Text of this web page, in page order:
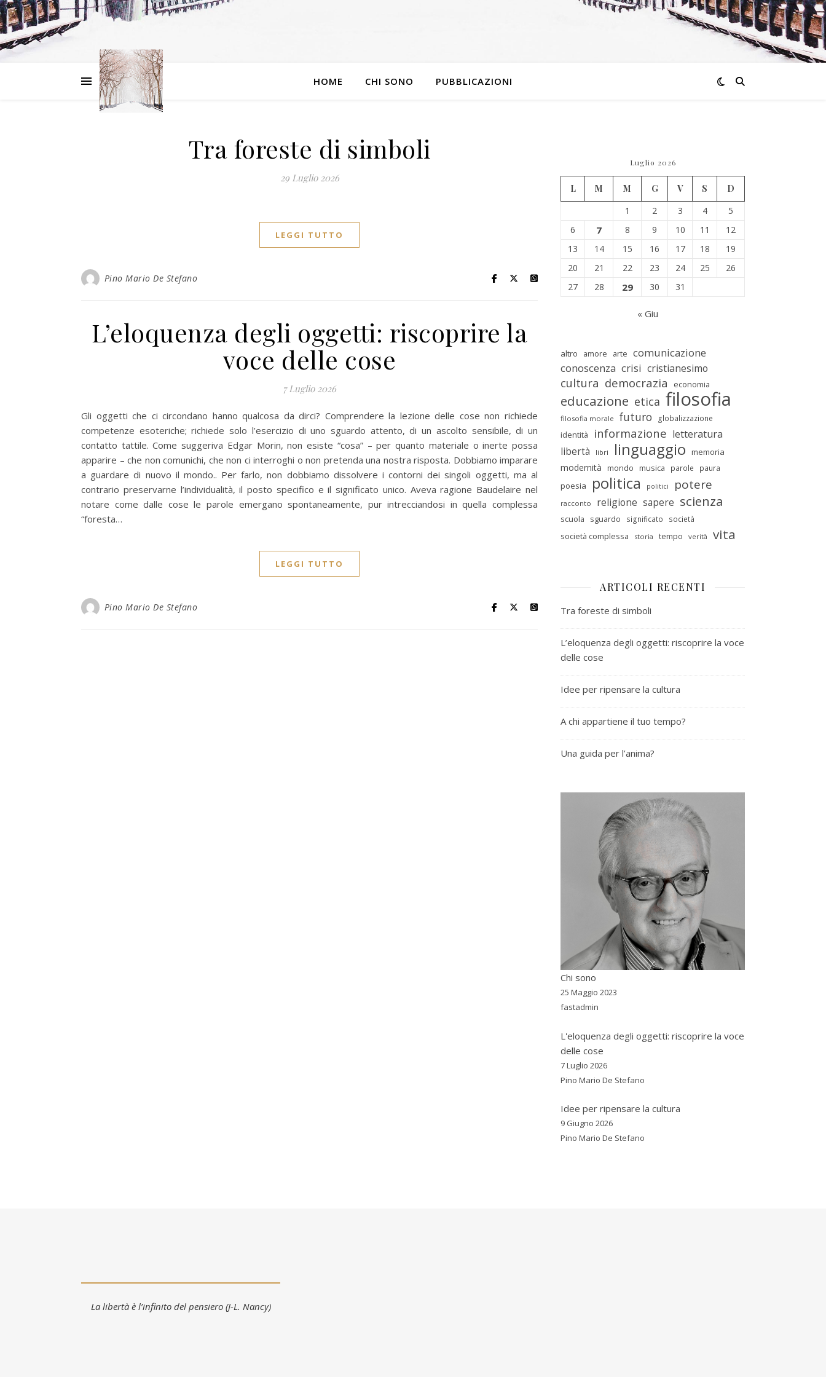
HOME CHI SONO PUBBLICAZIONI
Tra foreste di simboli
29 Luglio 2026
LEGGI TUTTO
Pino Mario De Stefano
L’eloquenza degli oggetti: riscoprire la
voce delle cose
7 Luglio 2026
Gli oggetti che ci circondano hanno qualcosa da dirci? Comprendere la lezione delle cose non richiede
competenze esoteriche; richiede solo l’esercizio di uno sguardo attento, di un ascolto sensibile, di un
contatto tattile. Come suggeriva Edgar Morin, non esiste “cosa” – per quanto materiale o inerte possa
apparire – che non comunichi, che non ci interroghi o non pretenda una nostra risposta. Dobbiamo imparare
a guardare di nuovo il mondo.. Per farlo, non dobbiamo dissolvere i contorni dei singoli oggetti, ma al
contrario preservarne l’individualità, il posto specifico e il significato unico. Aveva ragione Baudelaire nel
notare come dalle cose le parole emergano spontaneamente, pur intrecciandosi in quella complessa
“foresta…
LEGGI TUTTO
Pino Mario De Stefano
Luglio 2026
L M M G V S
D
1
2 3 4
5
6
7 8 9 10 11
12
13
14 15 16 17 18
19
20
21 22 23 24 25
26
27
28 29 30 31
« Giu
altro amore arte comunicazione
conoscenza crisi cristianesimo
cultura democrazia economia
educazione etica filosofia
filosofia morale futuro globalizzazione
identità informazione letteratura
libertà
libri linguaggio memoria
modernità mondo musica parole paura
poesia politica politici potere
racconto religione sapere scienza
scuola sguardo significato società
società complessa storia tempo verità vita
ARTICOLI RECENTI
Tra foreste di simboli
L’eloquenza degli oggetti: riscoprire la voce
delle cose
Idee per ripensare la cultura
A chi appartiene il tuo tempo?
Una guida per l’anima?
Chi sono
25 Maggio 2023
fastadmin
L'eloquenza degli oggetti: riscoprire la voce
delle cose
7 Luglio 2026
Pino Mario De Stefano
Idee per ripensare la cultura
9 Giugno 2026
Pino Mario De Stefano
La libertà è l’infinito del pensiero (J-L. Nancy)